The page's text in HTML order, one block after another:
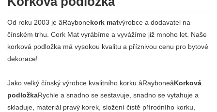
Od roku 2003 je âRaybonekork matvýrobce a dodavatel na
čínském trhu. Cork Mat vyrábíme a vyvážíme již mnoho let. Naše
korková podložka má vysokou kvalitu a příznivou cenu pro bytové
dekorace!
Jako velký čínský výrobce kvalitního korku âRayboneâKorková
podložkaRychle a snadno se sestavuje, snadno se vytahuje a
skladuje, materiál pravý korek, složení čistě přírodního korku,